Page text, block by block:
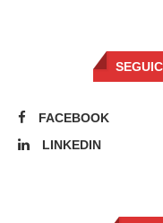
FACEBOOK
LINKEDIN